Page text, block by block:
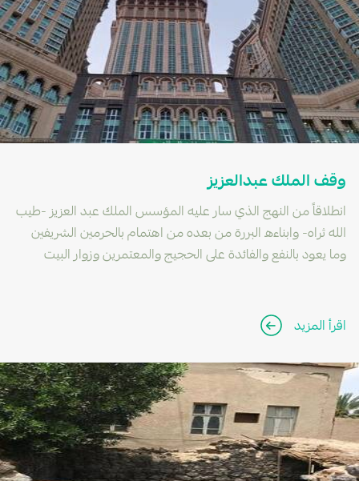
وقف الملك عبدالعزيز
انطلاقاً من النهج الذي سار عليه المؤسس الملك عبد العزيز -طيب
الله ثراه- وابناءه البررة من بعده من اهتمام بالحرمين الشريفين
وما يعود بالنفع والفائدة على الحجيج والمعتمرين وزوار البيت
اقرأ المزيد